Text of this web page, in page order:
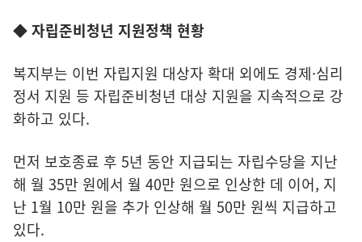
◆ 자립준비청년 지원정책 현황
복지부는 이번 자립지원 대상자 확대 외에도 경제·심리
정서 지원 등 자립준비청년 대상 지원을 지속적으로 강
화하고 있다.
먼저 보호종료 후 5년 동안 지급되는 자립수당을 지난
해 월 35만 원에서 월 40만 원으로 인상한 데 이어, 지
난 1월 10만 원을 추가 인상해 월 50만 원씩 지급하고
있다.